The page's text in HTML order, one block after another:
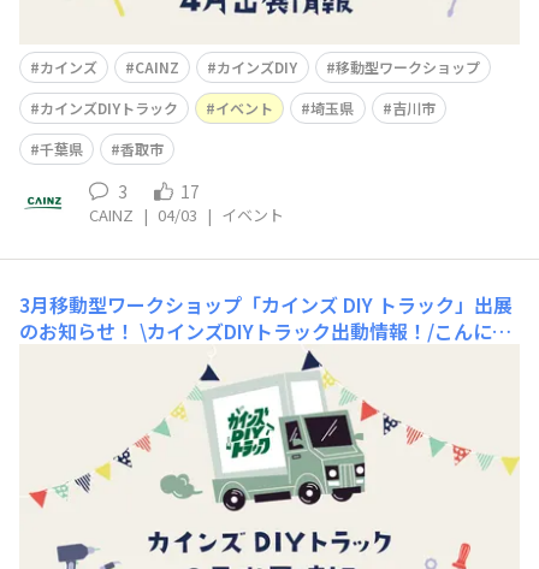
カインズ CAINZ カインズDIY
移動型ワークショップ
カインズDIYトラック
イベント 埼玉県
吉川市
千葉県
香取市
3 17
CAINZ | 04/03 | イベント
3月移動型ワークショップ「カインズ DIY トラック」出展
のお知らせ！ \カインズDIYトラック出動情報！/こんにち
は😃カインズです！本日は移動型「カインズ DIY トラッ
ク」3月出展のお知らせです📢出展情報はこちら！今回初
出展の場所もございます✨【OUTDOOR FESTA CHIGASA
KI】📅日付3月7日(土)🕰️時間10:00〜15:00📍場所神奈川
県茅ヶ崎市第